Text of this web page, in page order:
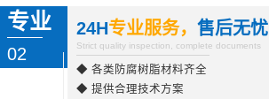
24H专业服务，售后无忧
Strict quality inspection, complete documents
◆ 各类防腐树脂材料齐全
◆ 提供合理技术方案
专业
02